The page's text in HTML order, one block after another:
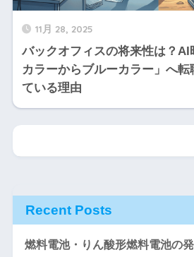
11月 28, 2025
バックオフィスの将来性は？AI
カラーからブルーカラー」へ転
ている理由
Recent Posts
燃料電池・りん酸形燃料電池の